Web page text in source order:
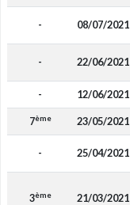
- 08/07/2021
- 22/06/2021
-
12/06/2021
7ème 23/05/2021
- 25/04/2021
3ème 21/03/2021